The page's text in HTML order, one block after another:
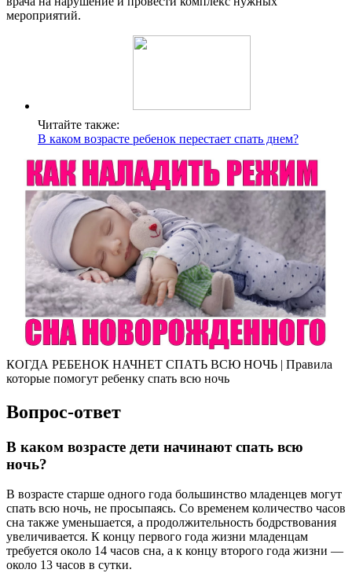
мероприятий.
Читайте также:
В каком возрасте ребенок перестает спать днем?
КОГДА РЕБЕНОК НАЧНЕТ СПАТЬ ВСЮ НОЧЬ | Правила
которые помогут ребенку спать всю ночь
Вопрос-ответ
В каком возрасте дети начинают спать всю
ночь?
В возрасте старше одного года большинство младенцев могут
спать всю ночь, не просыпаясь. Со временем количество часов
сна также уменьшается, а продолжительность бодрствования
увеличивается. К концу первого года жизни младенцам
требуется около 14 часов сна, а к концу второго года жизни —
около 13 часов в сутки.